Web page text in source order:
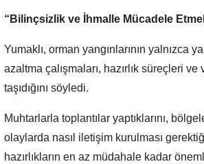
“Bilinçsizlik ve İhmalle Mücadele
Yumaklı, orman yangınlarının yalnızca
azaltma çalışmaları, hazırlık süreçleri
taşıdığını söyledi.
Muhtarlarla toplantılar yaptıklarını,
olaylarda nasıl iletişim kurulması
hazırlıkların en az müdahale kadar